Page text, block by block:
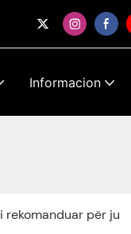
Informacion
i rekomanduar për ju